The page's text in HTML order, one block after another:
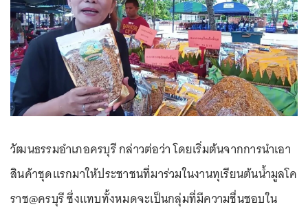
วัฒนธรรมอำเภอครบุรี กล่าวต่อว่า โดยเริ่มต้นจากการนำเอา
สินค้าชุดแรกมาให้ประชาชนที่มาร่วมในงานทุเรียนต้นน้ำมูลโค
ราช@ครบุรี ซึ่งแทบทั้งหมดจะเป็นกลุ่มที่มีความชื่นชอบใน